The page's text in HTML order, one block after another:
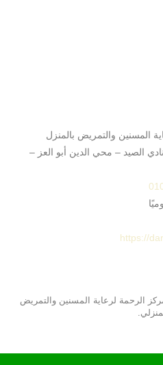
المسنين والتمريض بالمنزل
– أمام نادي الصيد – محي الدين أبو العز –
https://
الحقوق محفوظة © 2025 لمركز الرحمة لرعاية المسنين والتمريض